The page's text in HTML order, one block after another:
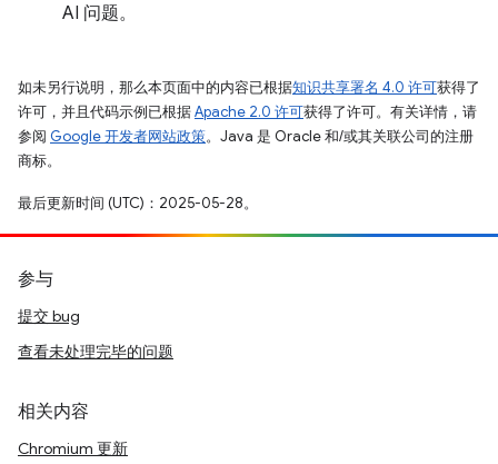
AI 问题。
如未另行说明，那么本页面中的内容已根据知识共享署名 4.0 许可获得了
许可，并且代码示例已根据Apache 2.0 许可获得了许可。有关详情，请
参阅 Google 开发者网站政策。Java 是 Oracle 和/或其关联公司的注册
商标。
最后更新时间 (UTC)：2025-05-28。
参与
提交 bug
查看未处理完毕的问题
相关内容
Chromium 更新